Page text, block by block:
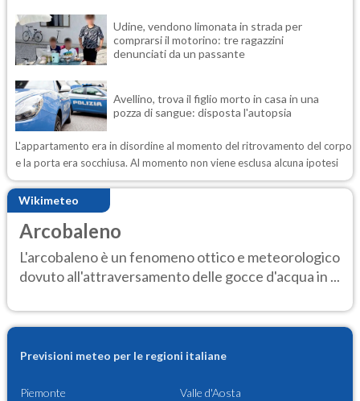
Udine, vendono limonata in strada per
comprarsi il motorino: tre ragazzini
denunciati da un passante
Avellino, trova il figlio morto in casa in una
pozza di sangue: disposta l'autopsia
L'appartamento era in disordine al momento del ritrovamento del corpo
e la porta era socchiusa. Al momento non viene esclusa alcuna ipotesi
Wikimeteo
Arcobaleno
L'arcobaleno è un fenomeno ottico e meteorologico
dovuto all'attraversamento delle gocce d'acqua in ...
Previsioni meteo per le regioni italiane
Piemonte Valle d'Aosta